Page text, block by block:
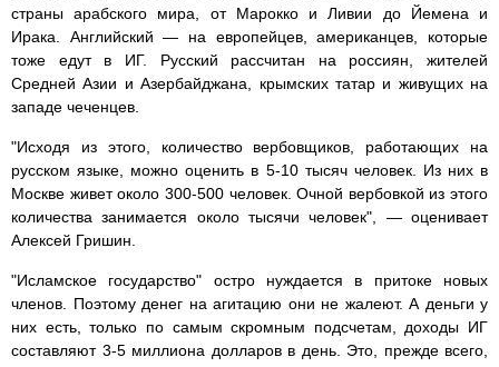
страны арабского мира, от Марокко и Ливии до Йемена и
Ирака. Английский — на европейцев, американцев, которые
тоже едут в ИГ. Русский рассчитан на россиян, жителей
Средней Азии и Азербайджана, крымских татар и живущих на
западе чеченцев.
"Исходя из этого, количество вербовщиков, работающих на
русском языке, можно оценить в 5-10 тысяч человек. Из них в
Москве живет около 300-500 человек. Очной вербовкой из этого
количества занимается около тысячи человек", — оценивает
Алексей Гришин.
"Исламское государство" остро нуждается в притоке новых
членов. Поэтому денег на агитацию они не жалеют. А деньги у
них есть, только по самым скромным подсчетам, доходы ИГ
составляют 3-5 миллиона долларов в день. Это, прежде всего,